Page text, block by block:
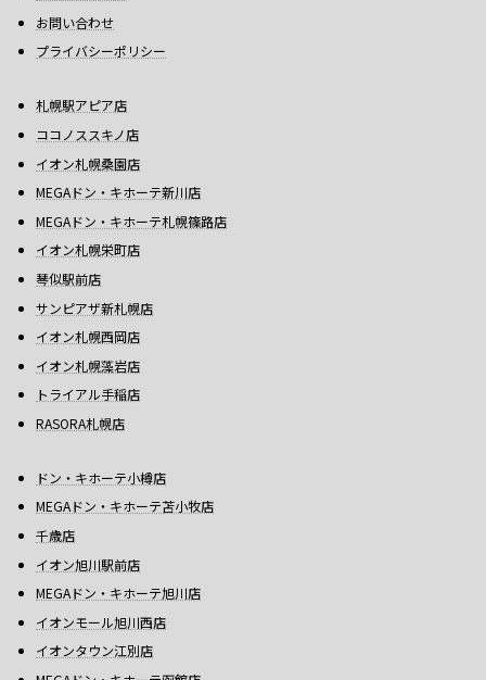
お問い合わせ
プライバシーポリシー
札幌駅アピア店
ココノススキノ店
イオン札幌桑園店
MEGAドン・キホーテ新川店
MEGAドン・キホーテ札幌篠路店
イオン札幌栄町店
琴似駅前店
サンピアザ新札幌店
イオン札幌西岡店
イオン札幌藻岩店
トライアル手稲店
RASORA札幌店
ドン・キホーテ小樽店
MEGAドン・キホーテ苫小牧店
千歳店
イオン旭川駅前店
MEGAドン・キホーテ旭川店
イオンモール旭川西店
イオンタウン江別店